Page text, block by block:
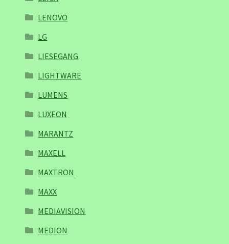
LENOVO
LG
LIESEGANG
LIGHTWARE
LUMENS
LUXEON
MARANTZ
MAXELL
MAXTRON
MAXX
MEDIAVISION
MEDION